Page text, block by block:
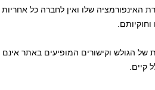
האינפורמציה שלו ואין לחברה כל אחריות
הגולש וקישורים המופיעים באתר אינם
קיים.